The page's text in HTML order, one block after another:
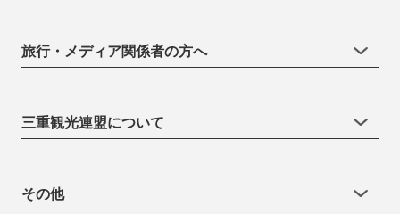
旅行・メディア関係者の方へ
三重観光連盟について
その他